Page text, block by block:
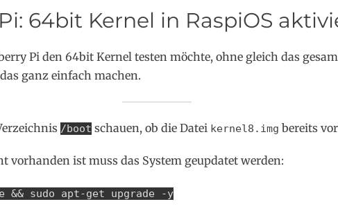
64bit Kernel in RaspiOS
Pi den 64bit Kernel testen möchte, ohne gleich das
ganz einfach machen.
/boot schauen, ob die Datei kernel8.img bereits
vorhanden ist muss das System geupdatet werden:
&& sudo apt-get upgrade -y